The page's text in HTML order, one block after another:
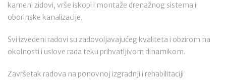
kameni zidovi, vrše iskopi i montaže drenažnog sistema i
oborinske kanalizacije.
Svi izvedeni radovi su zadovoljavajućeg kvaliteta i obzirom na
okolnosti i uslove rada teku prihvatljivom dinamikom.
Završetak radova na ponovnoj izgradnji i rehabilitaciji